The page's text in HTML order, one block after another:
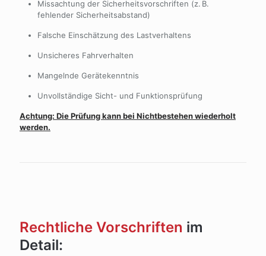
Missachtung der Sicherheitsvorschriften (z. B.
fehlender Sicherheitsabstand)
Falsche Einschätzung des Lastverhaltens
Unsicheres Fahrverhalten
Mangelnde Gerätekenntnis
Unvollständige Sicht- und Funktionsprüfung
Achtung: Die Prüfung kann bei Nichtbestehen wiederholt
werden.
Rechtliche Vorschriften im
Detail: